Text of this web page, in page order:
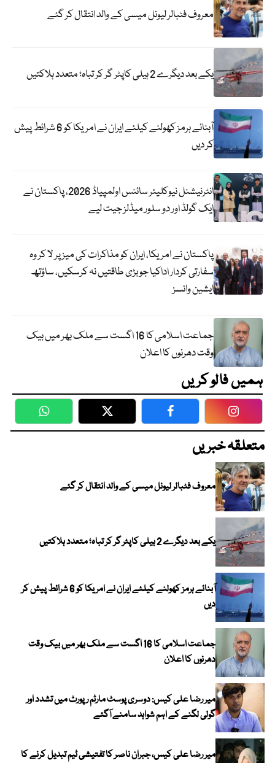
معروف فٹبالر لیونل میسی کے والد انتقال کر گئے
یکے بعد دیگرے 2 ہیلی کاپٹر گر کر تباہ؛ متعدد ہلاکتیں
آبنائے ہرمز کھولنے کیلئے ایران نے امریکا کو 6 شرائط پیش
کر دیں
انٹرنیشنل نیوکلیئر سائنس اولمپیاڈ 2026، پاکستان نے
ایک گولڈ اور دو سلور میڈلز جیت لیے
پاکستان نے امریکا، ایران کو مذاکرات کی میز پر لا کر وہ
سفارتی کردار اداکیا جو بڑی طاقتیں نہ کرسکیں، ساؤتھ
ایشین وائسز
جماعت اسلامی کا 16 اگست سے ملک بھر میں بیک
وقت دھرنوں کا اعلان
ہمیں فالو کریں
WhatsApp Twitter Facebook
متعلقہ خبریں
معروف فٹبالر لیونل میسی کے والد انتقال کر گئے
یکے بعد دیگرے 2 ہیلی کاپٹر گر کر تباہ؛ متعدد ہلاکتیں
آبنائے ہرمز کھولنے کیلئے ایران نے امریکا کو 6 شرائط پیش کر
دیں
جماعت اسلامی کا 16 اگست سے ملک بھر میں بیک وقت
دھرنوں کا اعلان
میر رضا علی کیس: دوسری پوسٹ مارٹم رپورٹ میں تشدد اور
گولی لگنے کے اہم شواہد سامنے آگئے
میر رضا علی کیس، جبران ناصر کا تفتیشی ٹیم تبدیل کرنے کا